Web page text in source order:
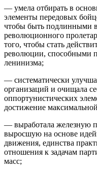
— умела отбирать в
элементы передовых
чтобы быть подлинными
революционного
того, чтобы стать
революции, способными
ленинизма;
— систематически
организаций и очищала
оппортунистических
достижение
— выработала железную
выросшую на основе
движения, единства
отношения к задачам
масс;